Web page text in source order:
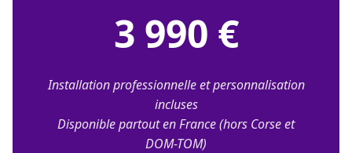
3 990 €
Installation professionnelle et personnalisation
incluses
Disponible partout en France (hors Corse et
DOM-TOM)